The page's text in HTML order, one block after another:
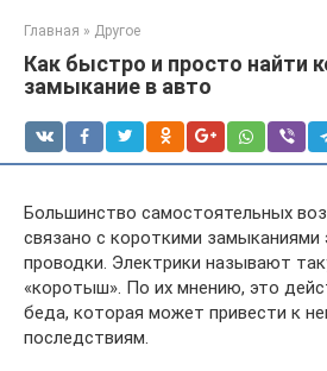
Главная » Другое
Как быстро и просто найти
замыкание в авто
Большинство самостоятельных
связано с короткими замыканиями
проводки. Электрики называют
«коротыш». По их мнению, это
беда, которая может привести к
последствиям.